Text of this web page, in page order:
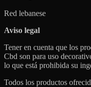
Red lebanese
Aviso legal
Tener en cuenta que los
Cbd son para uso
lo que está prohibida su
Todos los productos